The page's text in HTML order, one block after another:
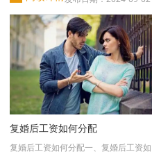
复婚后工资如何分配
复婚后工资如何分配一、复婚后工资如